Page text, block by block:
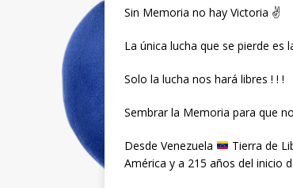
Sin Memoria no hay Victoria ✌️
La única lucha que se pierde es
Solo la lucha nos hará libres ! ! !
Sembrar la Memoria para que
Desde Venezuela
Tierra de
América y a 215 años del inicio